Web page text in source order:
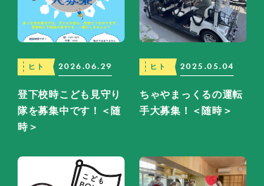
ヒト 2026.06.29
登下校時こども見守り
隊を募集中です！＜随
時＞
ヒト 2025.05.04
ちゃやまっくるの運転
手大募集！＜随時＞